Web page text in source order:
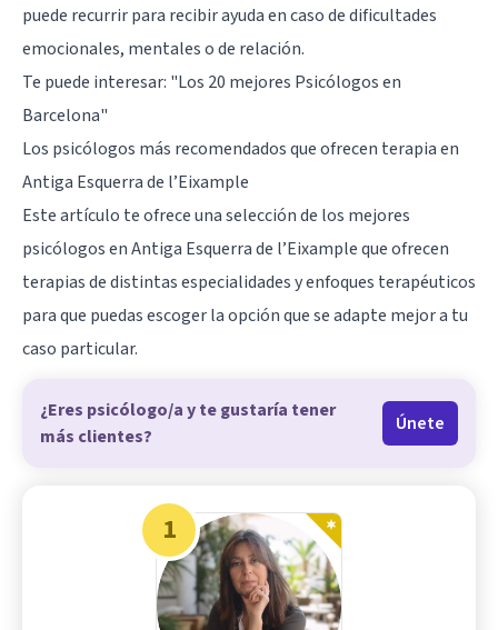
puede recurrir para recibir ayuda en caso de dificultades
emocionales, mentales o de relación.
Te puede interesar: "Los 20 mejores Psicólogos en
Barcelona"
Los psicólogos más recomendados que ofrecen terapia en
Antiga Esquerra de l’Eixample
Este artículo te ofrece una selección de los mejores
psicólogos en Antiga Esquerra de l’Eixample que ofrecen
terapias de distintas especialidades y enfoques terapéuticos
para que puedas escoger la opción que se adapte mejor a tu
caso particular.
¿Eres psicólogo/a y te gustaría tener
más clientes?
Únete
1